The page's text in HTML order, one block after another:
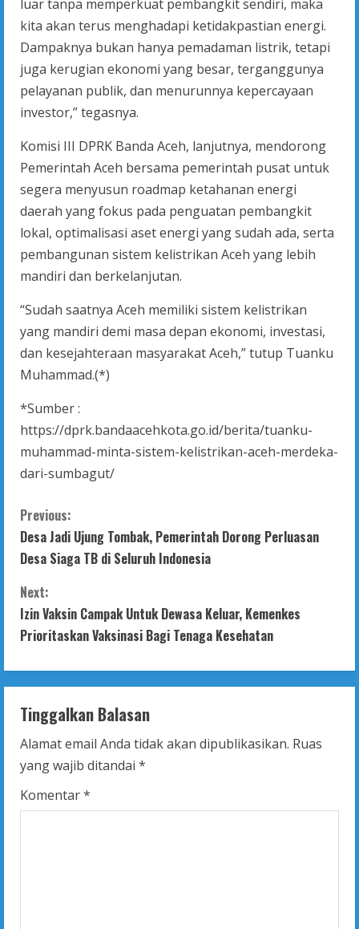
luar tanpa memperkuat pembangkit sendiri, maka
kita akan terus menghadapi ketidakpastian energi.
Dampaknya bukan hanya pemadaman listrik, tetapi
juga kerugian ekonomi yang besar, terganggunya
pelayanan publik, dan menurunnya kepercayaan
investor,” tegasnya.
Komisi III DPRK Banda Aceh, lanjutnya, mendorong
Pemerintah Aceh bersama pemerintah pusat untuk
segera menyusun roadmap ketahanan energi
daerah yang fokus pada penguatan pembangkit
lokal, optimalisasi aset energi yang sudah ada, serta
pembangunan sistem kelistrikan Aceh yang lebih
mandiri dan berkelanjutan.
“Sudah saatnya Aceh memiliki sistem kelistrikan
yang mandiri demi masa depan ekonomi, investasi,
dan kesejahteraan masyarakat Aceh,” tutup Tuanku
Muhammad.(*)
*Sumber :
https://dprk.bandaacehkota.go.id/berita/tuanku-
muhammad-minta-sistem-kelistrikan-aceh-merdeka-
dari-sumbagut/
C
o
n
t
n
u
e
R
e
Previous:
Desa Jadi Ujung Tombak, Pemerintah Dorong Perluasan
Desa Siaga TB di Seluruh Indonesia
Next:
Izin Vaksin Campak Untuk Dewasa Keluar, Kemenkes
Prioritaskan Vaksinasi Bagi Tenaga Kesehatan
Tinggalkan Balasan
Alamat email Anda tidak akan dipublikasikan. Ruas
yang wajib ditandai *
Komentar*